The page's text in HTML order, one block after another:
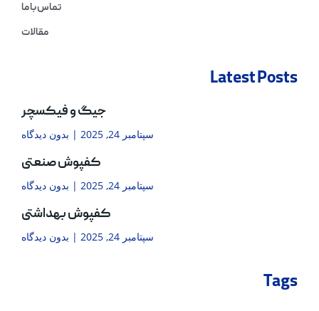
تماس با ما
مقالات
Latest Posts
جیگ و فیکسچر
سپتامبر 24, 2025 بدون دیدگاه
کفپوش صنعتی
سپتامبر 24, 2025 بدون دیدگاه
کفپوش بهداشتی
سپتامبر 24, 2025 بدون دیدگاه
Tags